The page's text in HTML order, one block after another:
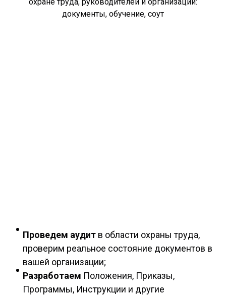
документы, обучение, соут
Проведем аудит в области охраны труда,
проверим реальное состояние документов в
вашей организации;
Разработаем Положения, Приказы,
Программы, Инструкции и другие